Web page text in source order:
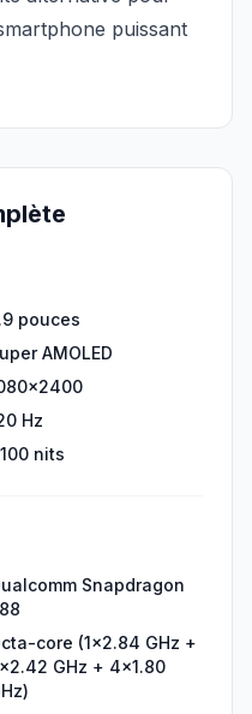
puissant
pouces
AMOLED
Hz
nits
Snapdragon
core (1x2.84 GHz +
GHz + 4x1.80